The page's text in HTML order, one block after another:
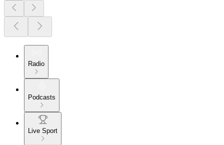
Radio
Podcasts
Live Sport